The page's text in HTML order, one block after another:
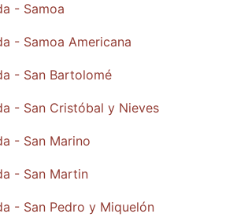
- Samoa
- Samoa Americana
- San Bartolomé
- San Cristóbal y Nieves
- San Marino
- San Martin
- San Pedro y Miquelón